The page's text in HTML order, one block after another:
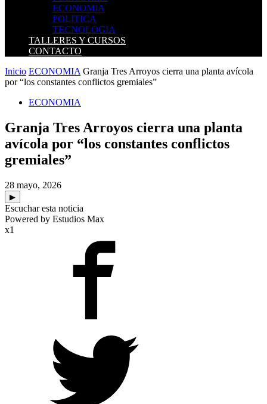
ECONOMIA
POLITICA
TECNOLOGIA
TALLERES Y CURSOS
CONTACTO
Inicio ECONOMIA Granja Tres Arroyos cierra una planta avícola
por “los constantes conflictos gremiales”
ECONOMIA
Granja Tres Arroyos cierra una planta
avícola por “los constantes conflictos
gremiales”
28 mayo, 2026
▶
Escuchar esta noticia
Powered by Estudios Max
x1